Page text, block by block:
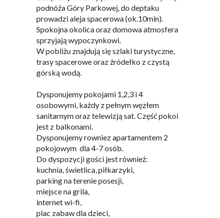
podnóża Góry Parkowej, do deptaku
prowadzi aleja spacerowa (ok.10min).
Spokojna okolica oraz domowa atmosfera
sprzyjają wypoczynkowi.
W pobliżu znajdują się szlaki turystyczne,
trasy spacerowe oraz źródełko z czystą
górską wodą.
Dysponujemy pokojami 1,2,3 i 4
osobowymi, każdy z pełnym węzłem
sanitarnym oraz telewizją sat. Część pokoi
jest z balkonami.
Dysponujemy rowniez apartamentem 2
pokojowym dla 4-7 osób.
Do dyspozycji gości jest również:
kuchnia, świetlica, piłkarzyki,
parking na terenie posesji,
miejsce na grila,
internet wi-fi,
plac zabaw dla dzieci,